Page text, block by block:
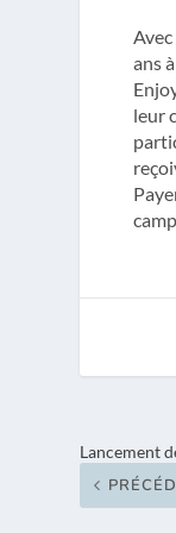
ans
leur
Lancement